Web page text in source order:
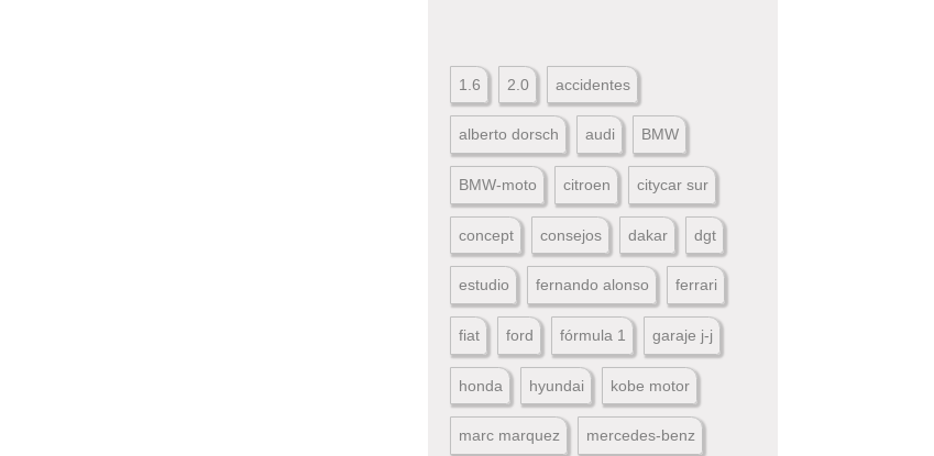
1.6 2.0 accidentes
alberto dorsch audi BMW
BMW-moto citroen citycar sur
concept consejos dakar dgt
estudio fernando alonso ferrari
fiat ford fórmula 1 garaje j-j
honda hyundai kobe motor
marc marquez mercedes-benz